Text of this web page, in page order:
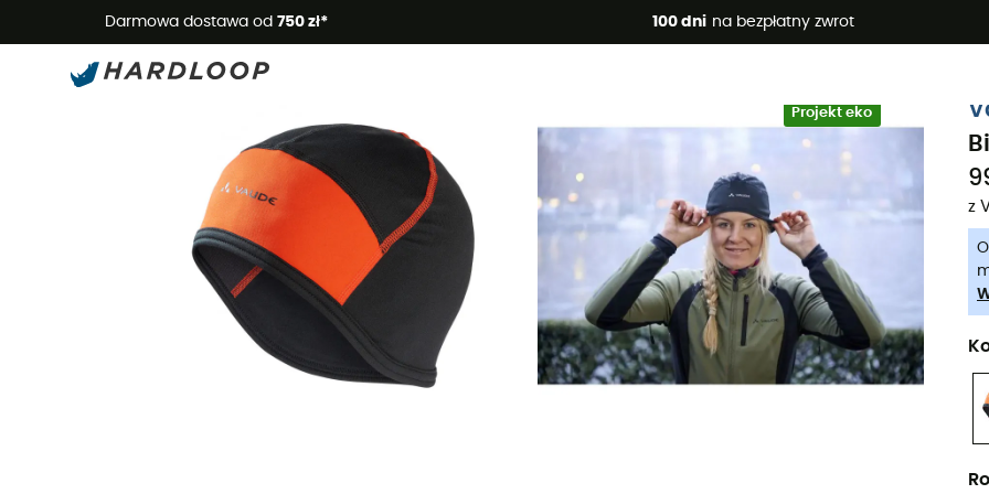
Darmowa dostawa od 750 zł* 100 dni na bezpłatny zwrot
Letnie promocje 🔥 -5% DODATKOWO przy zakupie 2 produktów*, kod
Projekt eko
z